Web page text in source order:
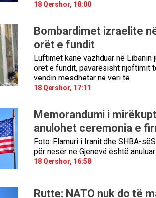
18 Qershor, 18:00
Bombardimet izraelite
orët e fundit
Luftimet kanë vazhduar në
orët e fundit, pavarësisht njoftimit
vendin mesdhetar në veri të
18 Qershor, 17:11
Memorandumi i
anulohet ceremonia e
Foto: Flamuri i Iranit dhe SHBA-
për nesër në Gjenevë është
18 Qershor, 16:58
Rutte: NATO nuk do të